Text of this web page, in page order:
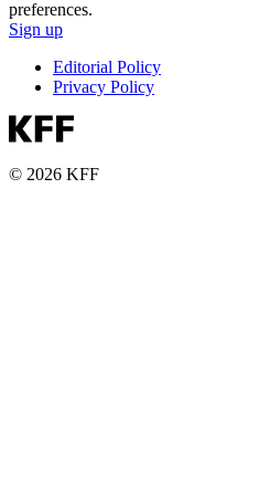
preferences.
Sign up
Editorial Policy
Privacy Policy
© 2026 KFF